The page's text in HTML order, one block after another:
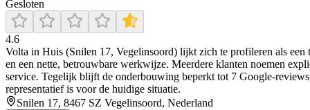
Gesloten
4.6
Volta in Huis (Snilen 17, Vegelinsoord) lijkt zich te profileren als een
en een nette, betrouwbare werkwijze. Meerdere klanten noemen
service. Tegelijk blijft de onderbouwing beperkt tot 7 Google-
representatief is voor de huidige situatie.
Snilen 17, 8467 SZ Vegelinsoord, Nederland